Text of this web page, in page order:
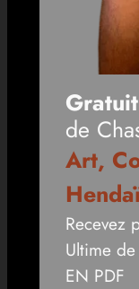
Gratuit
de
Art,
Recevez
Ultime
EN PDF